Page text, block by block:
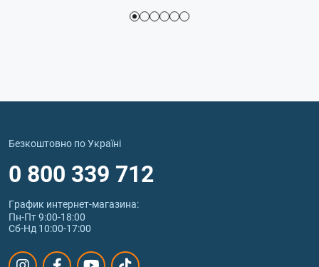
Безкоштовно по Україні
0 800 339 712
График интернет‑магазина:
Пн-Пт 9:00-18:00
Сб-Нд 10:00-17:00